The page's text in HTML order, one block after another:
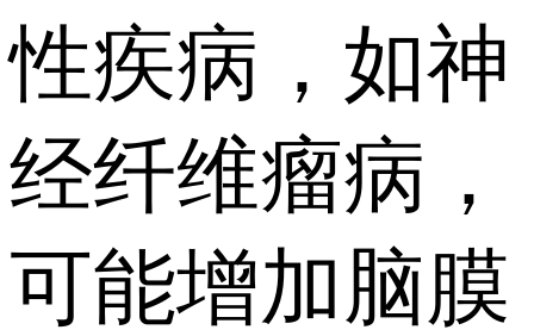
性疾病，如神
经纤维瘤病，
可能增加脑膜